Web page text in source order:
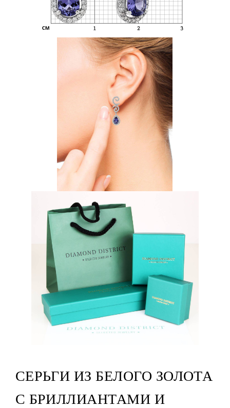
СЕРЬГИ ИЗ БЕЛОГО ЗОЛОТА
С БРИЛЛИАНТАМИ И